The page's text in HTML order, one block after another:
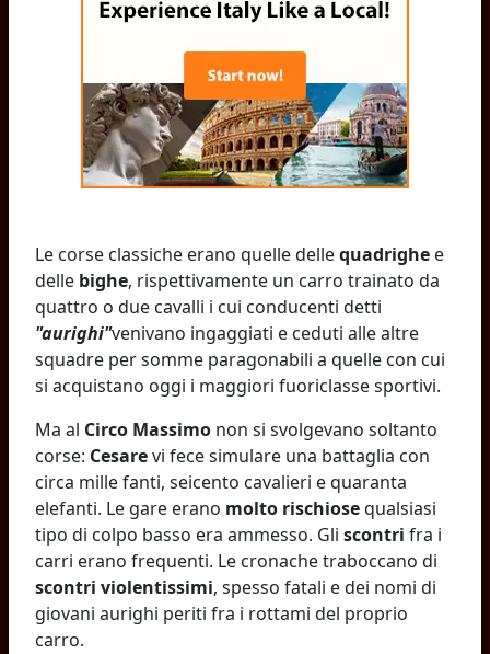
Le corse classiche erano quelle dellequadrighe e
delle bighe, rispettivamente un carro trainato da
quattro o due cavalli i cui conducenti detti
"aurighi"venivano ingaggiati e ceduti alle altre
squadre per somme paragonabili a quelle con cui
si acquistano oggi i maggiori fuoriclasse sportivi.
Ma al Circo Massimo non si svolgevano soltanto
corse: Cesarevi fece simulare una battaglia con
circa mille fanti, seicento cavalieri e quaranta
elefanti. Le gare erano molto rischiosequalsiasi
tipo di colpo basso era ammesso. Gli scontri fra i
carri erano frequenti. Le cronache traboccano di
scontri violentissimi, spesso fatali e dei nomi di
giovani aurighi periti fra i rottami del proprio
carro.